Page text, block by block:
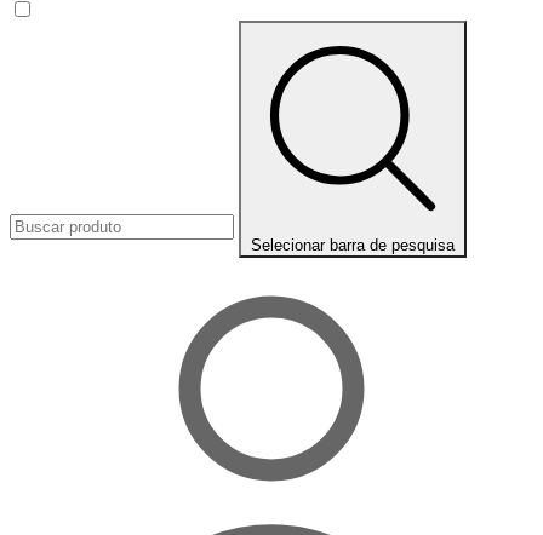
Selecionar barra de pesquisa